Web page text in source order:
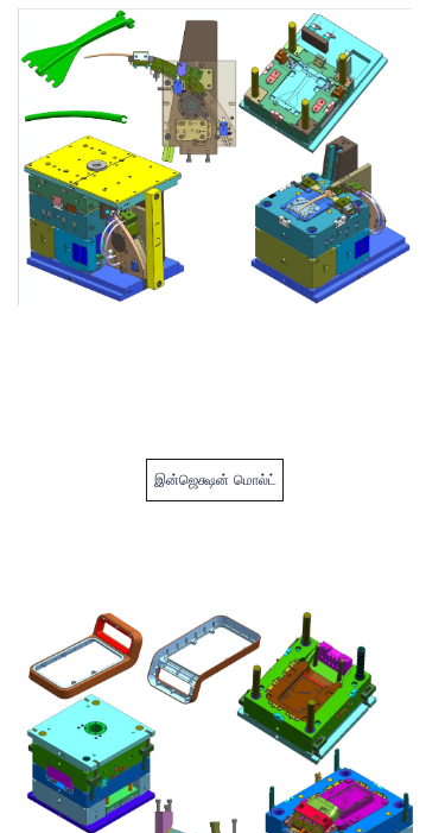
இன்ஜெக்ஷன் மொல்ட்